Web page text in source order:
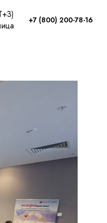
+7 (800) 200-78-16